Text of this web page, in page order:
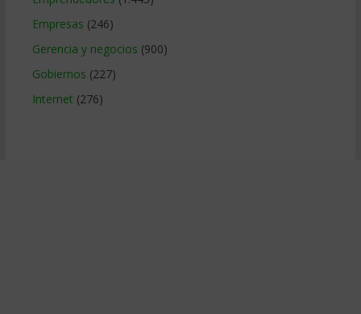
Empresas (246)
Gerencia y negocios (900)
Gobiernos (227)
Internet (276)